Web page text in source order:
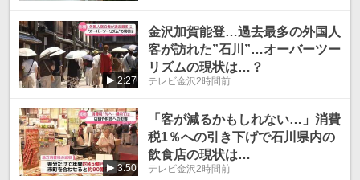
2:27
金沢加賀能登…過去最多の外国人
客が訪れた”石川”…オーバーツー
リズムの現状は…？
テレビ金沢 2時間前
3:50
「客が減るかもしれない…」消費
税1％への引き下げで石川県内の
飲食店の現状は…
テレビ金沢 2時間前